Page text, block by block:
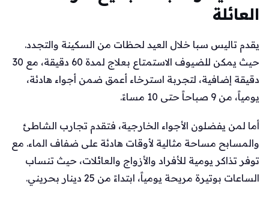
العائلة
يقدم تاليس سبا خلال العيد لحظات من السكينة والتجدد.
حيث يمكن للضيوف الاستمتاع بعلاج لمدة 60 دقيقة، مع 30
دقيقة إضافية، لتجربة استرخاء أعمق ضمن أجواء هادئة،
يومياً، من 9 صباحاً حتى 10 مساءً.
أما لمن يفضلون الأجواء الخارجية، فتقدم تجارب الشاطئ
والمسابح مساحة مثالية لأوقات هادئة على ضفاف الماء. مع
توفر تذاكر يومية للأفراد والأزواج والعائلات، حيث تنساب
الساعات بوتيرة مريحة يومياً، ابتداءً من 25 دينار بحريني.